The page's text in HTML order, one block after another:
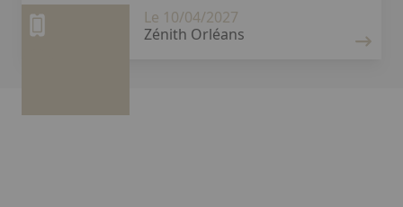
Le 10/04/2027
Zénith Orléans